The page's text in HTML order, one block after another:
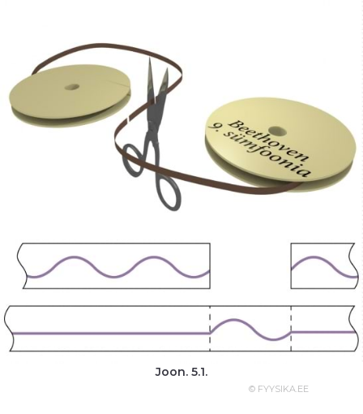
Joon. 5.1.
© FYYSIKA.EE